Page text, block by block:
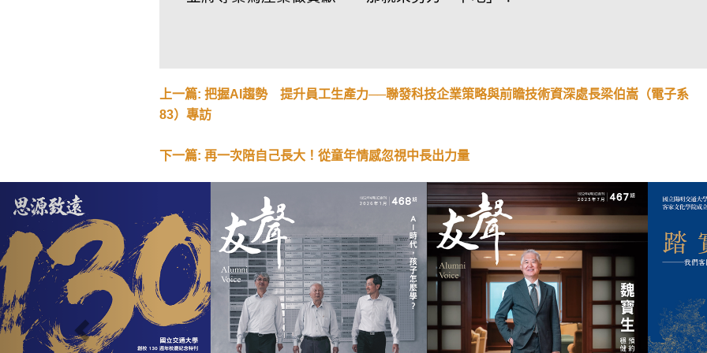
上一篇: 把握AI趨勢 提升員工生產力──聯發科技企業策略與前瞻技術資深處長梁伯嵩（電子系
83）專訪
下一篇: 再一次陪自己長大！從童年情感忽視中長出力量